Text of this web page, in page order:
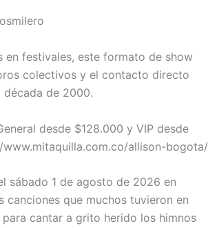
en festivales, este formato de show
colectivos y el contacto directo
de 2000.
desde $128.000 y VIP desde
allison-bogota/
sábado 1 de agosto de 2026 en
canciones que muchos tuvieron en
cantar a grito herido los himnos